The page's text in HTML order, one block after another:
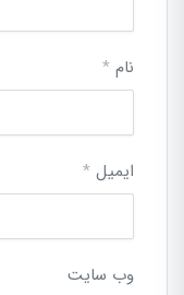
نام *
ایمیل *
وب‌ سایت